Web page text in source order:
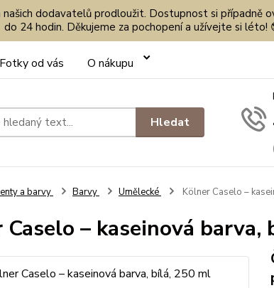
dodavatelů prodloužit. Dostupnost si případně
do 24 hodin. Děkujeme za pochopení a užívejte si léto!
Fotky od vás O nákupu
Hledat
a barvy Barvy Umělecké Kölner Caselo –
Caselo – kaseinová